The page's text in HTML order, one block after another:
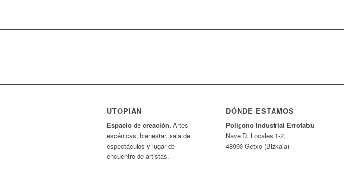
UTOPIAN
Espacio de creación. Artes
escénicas, bienestar, sala de
espectáculos y lugar de
encuentro de artistas.
DÓNDE ESTAMOS
Polígono Industrial Errotatxu
Nave D, Locales 1-2,
48993 Getxo (Bizkaia)